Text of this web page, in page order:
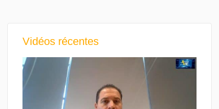
Vidéos récentes